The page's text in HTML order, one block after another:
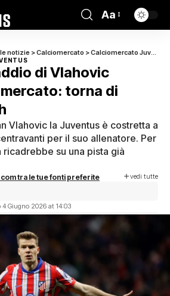
Aa
notizie >Calciomercato >Calciomercato Juventus
di Vlahovic
torna di
Vlahovic la Juventus è costretta a
per il suo allenatore. Per
su una pista già
tra le tue fonti preferite vedi tutte
4 Giugno 2026 at 14:03